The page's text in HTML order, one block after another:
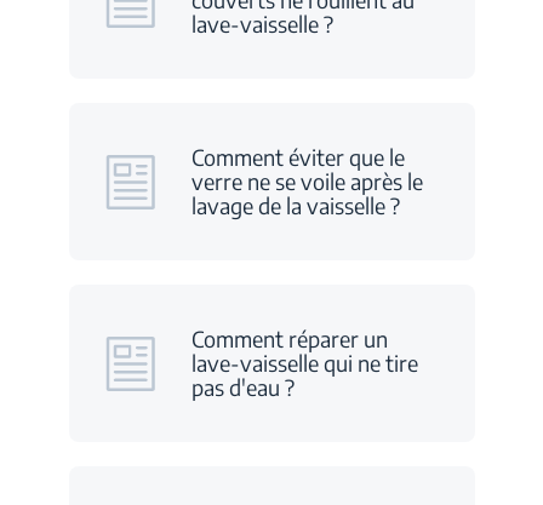
lave-vaisselle ?
Comment éviter que le
verre ne se voile après le
lavage de la vaisselle ?
Comment réparer un
lave-vaisselle qui ne tire
pas d'eau ?